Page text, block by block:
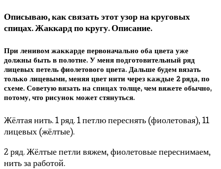
Описываю, как связать этот узор на круговых
спицах.Жаккард по кругу. Описание.
При ленивом жаккарде первоначально оба цвета уже
должны быть в полотне. У меня подготовительный ряд
лицевых петель фиолетового цвета. Дальше будем вязать
только лицевыми, меняя цвет нити через каждые 2 ряда, по
схеме. Советую вязать на спицах толще, чем вяжете обычно,
потому, что рисунок может стянуться.
Жёлтая нить. 1 ряд. 1 петлю переснять (фиолетовая), 11
лицевых (жёлтые).
2 ряд. Жёлтые петли вяжем, фиолетовые переснимаем,
нить за работой.